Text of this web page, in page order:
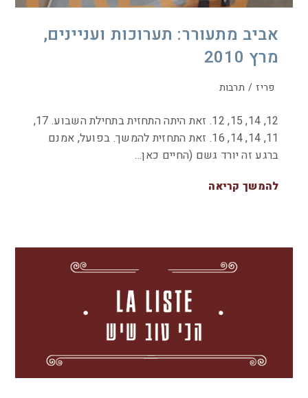
אביב מתעורר: תערוכות ועניינים,
מרץ 2010
פריז / תרבות
12, 14, 15, 12. זאת היתה התחזית בתחילת השבוע. 17,
11, 14, 14, 16. זאת התחזית להמשך. בפועל, אמנם
ברגע זה יורד גשם (החיים כאן…
להמשך קריאה